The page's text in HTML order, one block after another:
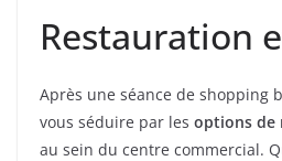
Restauration
Après une séance de shopping
vous séduire par les options de
au sein du centre commercial.